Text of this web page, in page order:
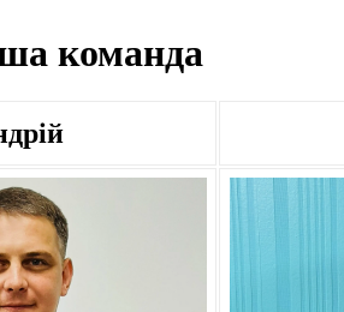
команда